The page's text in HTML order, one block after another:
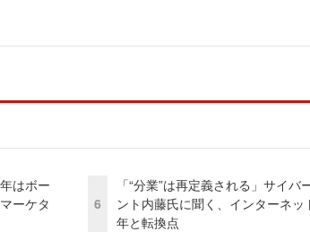
はボー
ーケタ
6
「“分業”は再定義される」サイバ
ント内藤氏に聞く、インターネッ
年と転換点